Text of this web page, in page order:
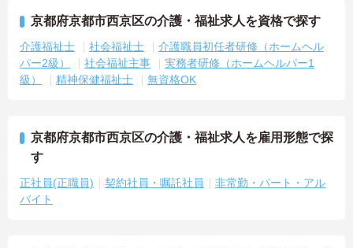
京都府京都市西京区の介護・福祉求人を資格で探す
介護福祉士 社会福祉士
介護職員初任者研修（ホームヘル
パー2級）
社会福祉主事
実務者研修（ホームヘルパー1
級）
精神保健福祉士 無資格OK
京都府京都市西京区の介護・福祉求人を雇用形態で探
す
正社員(正職員) 契約社員・嘱託社員
非常勤・パート・アル
バイト